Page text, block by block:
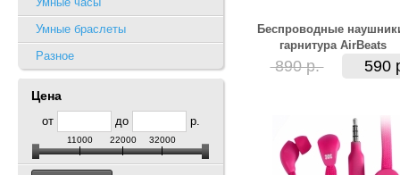
Умные браслеты
Разное
Цена
от до р.
11000 22000 32000
Беспроводные
гарнитура AirBeats
890 р. 590